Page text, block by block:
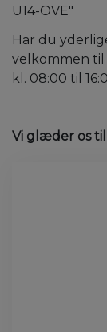
U14-OVE"
Har du
velkommen til
kl. 08:00 til
Vi glæder os